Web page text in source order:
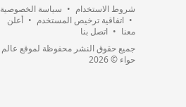
شروط الاستخدام • سياسة الخصوصية
• اتفاقية ترخيص المستخدم • أعلن
معنا • اتصل بنا
جميع حقوق النشر محفوظة لموقع عالم
حواء © 2026